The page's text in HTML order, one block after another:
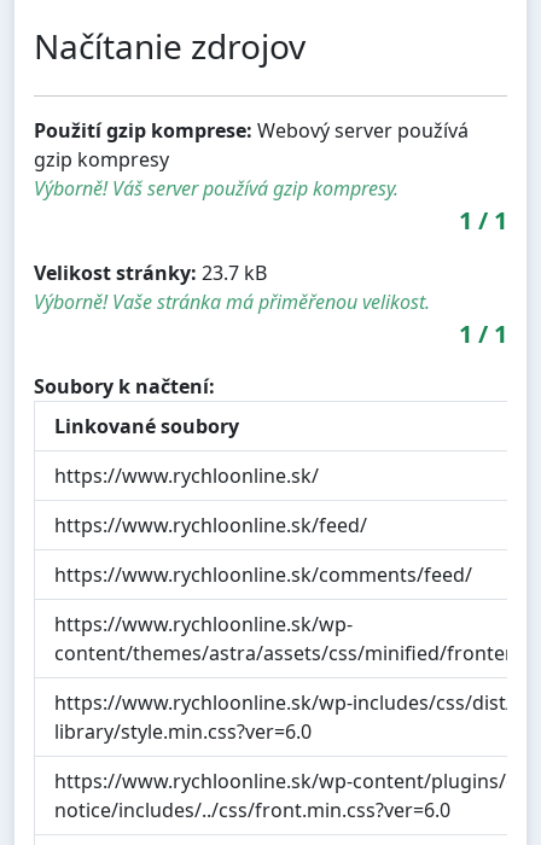
Načítanie zdrojov
Použití gzip komprese: Webový server používá
gzip kompresy
Výborně! Váš server používá gzip kompresy.
1 / 1
Velikost stránky: 23.7 kB
Výborně! Vaše stránka má přiměřenou velikost.
1 / 1
Soubory k načtení:
Linkované soubory
https://www.rychloonline.sk/
https://www.rychloonline.sk/feed/
https://www.rychloonline.sk/comments/feed/
https://www.rychloonline.sk/wp-
content/themes/astra/assets/css/minified/
https://www.rychloonline.sk/wp-includes/css/dist/
library/style.min.css?ver=6.0
https://www.rychloonline.sk/wp-content/plugins/
notice/includes/../css/front.min.css?ver=6.0